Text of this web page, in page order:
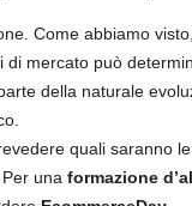
Come abbiamo
mercato può
della naturale
quali saranno
una formazione